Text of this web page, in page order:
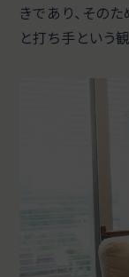
きであり、その
と打ち手という